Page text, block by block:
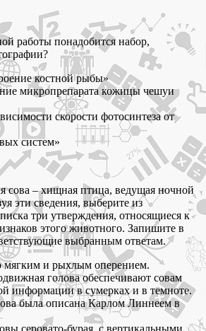
работы понадобится набор,
костной рыбы»
микропрепарата кожицы чешуи
скорости фотосинтеза от
систем»
сова – хищная птица, ведущая ночной
эти сведения, выберите из
три утверждения, относящиеся к
этого животного. Запишите в
выбранным ответам.
мягким и рыхлым оперением.
голова обеспечивают совам
информации в сумерках и в темноте.
была описана Карлом Линнеем в
серовато-бурая, с вертикальными